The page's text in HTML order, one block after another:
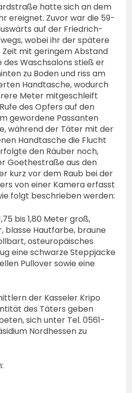
hatte sich an dem
ereignet. Zuvor war die 59-
auf der Friedrich-
wobei ihr der spätere
mit geringem Abstand
des Waschsalons stieß er
zu Boden und riss am
Handtasche, wodurch
Meter mitgeschleift
des Opfers auf den
gewordene Passanten
während der Täter mit der
Handtasche die Flucht
den Räuber noch,
Goethestraße aus den
kurz vor dem Raub bei der
von einer Kamera erfasst
folgt beschrieben werden:
bis 1,80 Meter groß,
blasse Hautfarbe, braune
osteuropäisches
eine schwarze Steppjacke
Pullover sowie eine
der Kasseler Kripo
des Täters geben
sich unter Tel. 0561-
Nordhessen zu